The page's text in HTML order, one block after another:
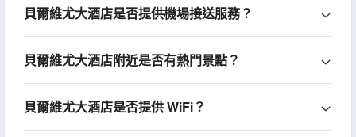
貝爾維尤大酒店是否提供機場接送服務？
貝爾維尤大酒店附近是否有熱門景點？
貝爾維尤大酒店是否提供 WiFi？